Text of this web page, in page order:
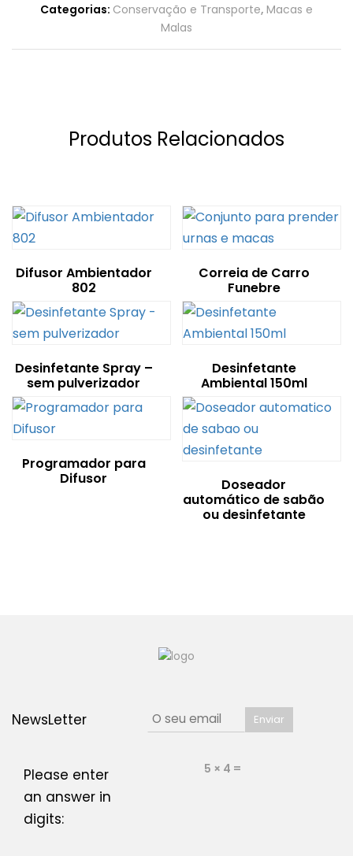
Categorias: Conservação e Transporte, Macas e
Malas
Produtos Relacionados
Difusor Ambientador
802
Correia de Carro
Funebre
Desinfetante Spray –
sem pulverizador
Desinfetante
Ambiental 150ml
Programador para
Difusor
Doseador
automático de sabão
ou desinfetante
NewsLetter
Please enter
an answer in
digits:
5 × 4 =